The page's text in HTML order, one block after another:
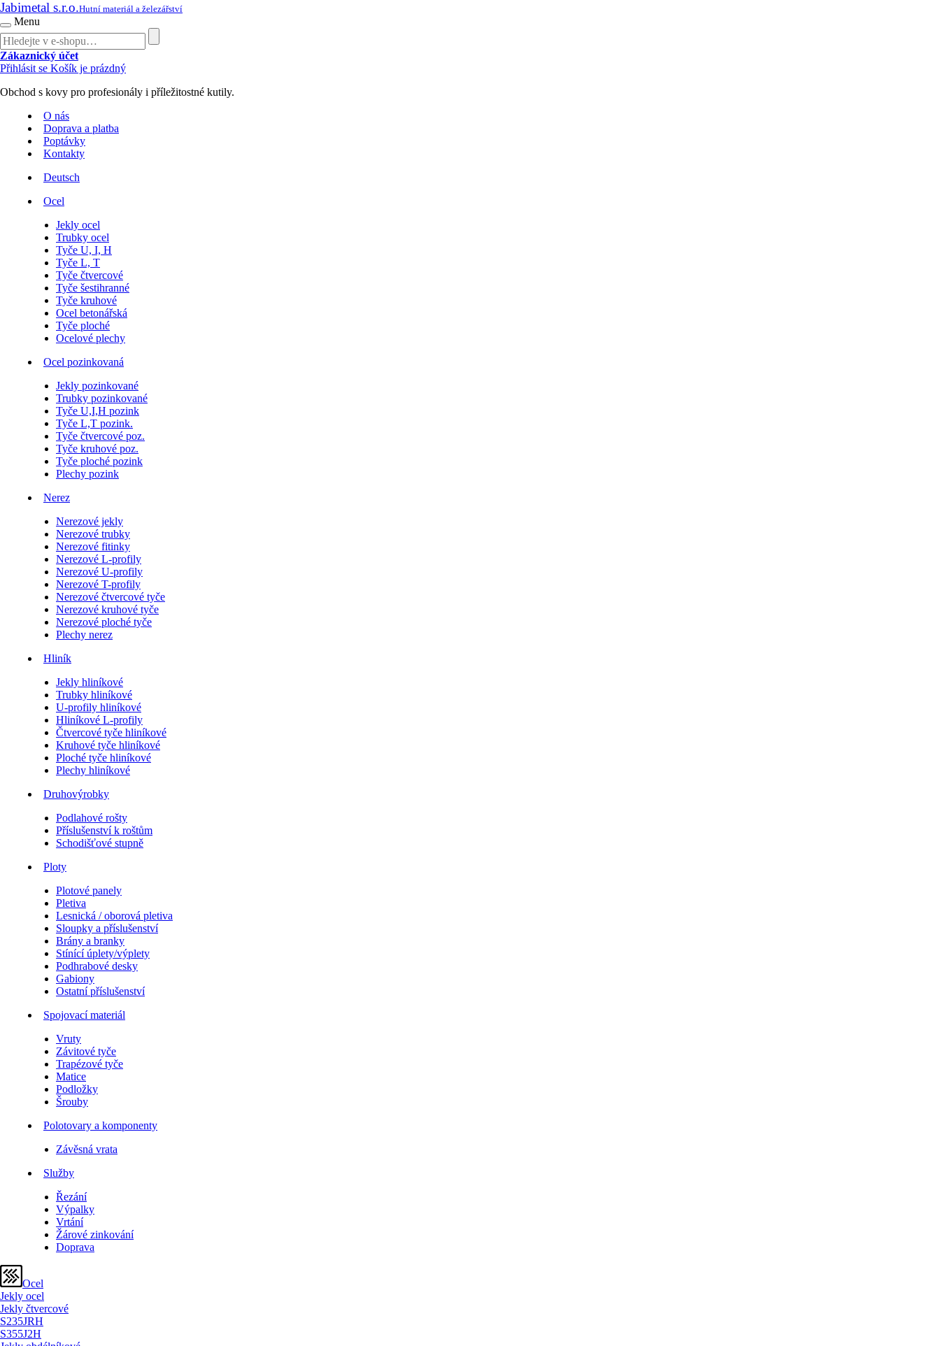
Jabimetal s.r.o.Hutní materiál a železářství
Menu
Zákaznický účet
Přihlásit se Košík je prázdný
Obchod s kovy pro profesionály i příležitostné kutily.
O nás
Doprava a platba
Poptávky
Kontakty
Deutsch
Ocel
Jekly ocel
Trubky ocel
Tyče U, I, H
Tyče L, T
Tyče čtvercové
Tyče šestihranné
Tyče kruhové
Ocel betonářská
Tyče ploché
Ocelové plechy
Ocel pozinkovaná
Jekly pozinkované
Trubky pozinkované
Tyče U,I,H pozink
Tyče L,T pozink.
Tyče čtvercové poz.
Tyče kruhové poz.
Tyče ploché pozink
Plechy pozink
Nerez
Nerezové jekly
Nerezové trubky
Nerezové fitinky
Nerezové L-profily
Nerezové U-profily
Nerezové T-profily
Nerezové čtvercové tyče
Nerezové kruhové tyče
Nerezové ploché tyče
Plechy nerez
Hliník
Jekly hliníkové
Trubky hliníkové
U-profily hliníkové
Hliníkové L-profily
Čtvercové tyče hliníkové
Kruhové tyče hliníkové
Ploché tyče hliníkové
Plechy hliníkové
Druhovýrobky
Podlahové rošty
Příslušenství k roštům
Schodišťové stupně
Ploty
Plotové panely
Pletiva
Lesnická / oborová pletiva
Sloupky a příslušenství
Brány a branky
Stínící úplety/výplety
Podhrabové desky
Gabiony
Ostatní příslušenství
Spojovací materiál
Vruty
Závitové tyče
Trapézové tyče
Matice
Podložky
Šrouby
Polotovary a komponenty
Závěsná vrata
Služby
Řezání
Výpalky
Vrtání
Žárové zinkování
Doprava
Ocel
Jekly ocel
Jekly čtvercové
S235JRH
S355J2H